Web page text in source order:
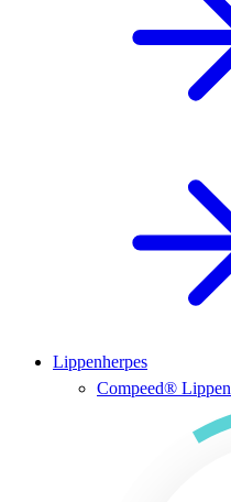
Lippenherpes
Compeed®